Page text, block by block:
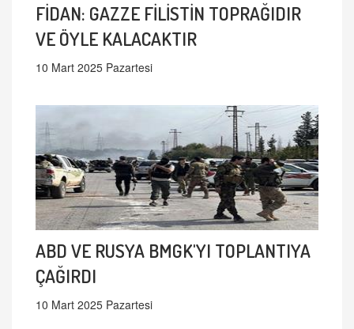
FİDAN: GAZZE FİLİSTİN TOPRAĞIDIR
VE ÖYLE KALACAKTIR
10 Mart 2025 Pazartesi
ABD VE RUSYA BMGK'YI TOPLANTIYA
ÇAĞIRDI
10 Mart 2025 Pazartesi